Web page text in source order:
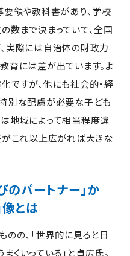
要領や教科書があり、学校
数まで決まっていて、全国
実際には自治体の財政力
育には差が出ています。よ
ですが、他にも社会的・経
別な配慮が必要な子ども
地域によって相当程度違
がこれ以上広がれば大きな
のパートナー」か
とは
の、「世界的に見ると日
いっている」と貞広氏。